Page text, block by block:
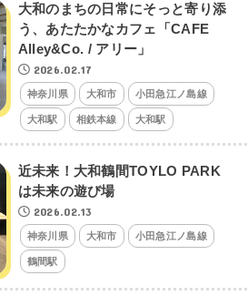
大和のまちの日常にそっと寄り添
う、あたたかなカフェ「CAFE
Alley&Co. / アリー」
2026.02.17
神奈川県 大和市 小田急江ノ島線
大和駅 相鉄本線 大和駅
近未来！大和鶴間TOYLO PARK
は未来の遊び場
2026.02.13
神奈川県 大和市 小田急江ノ島線
鶴間駅